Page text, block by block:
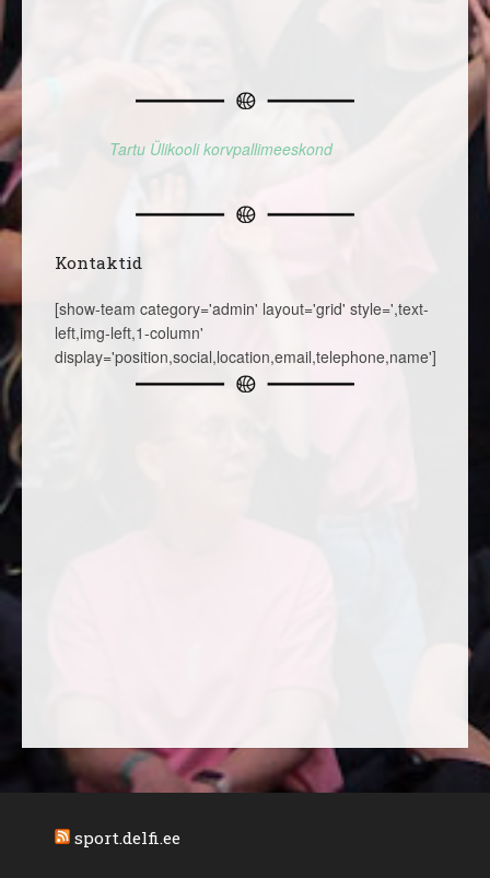
Tartu Ülikooli korvpallimeeskond
Kontaktid
[show-team category='admin' layout='grid' style=',text-
left,img-left,1-column'
display='position,social,location,email,telephone,name']
sport.delfi.ee